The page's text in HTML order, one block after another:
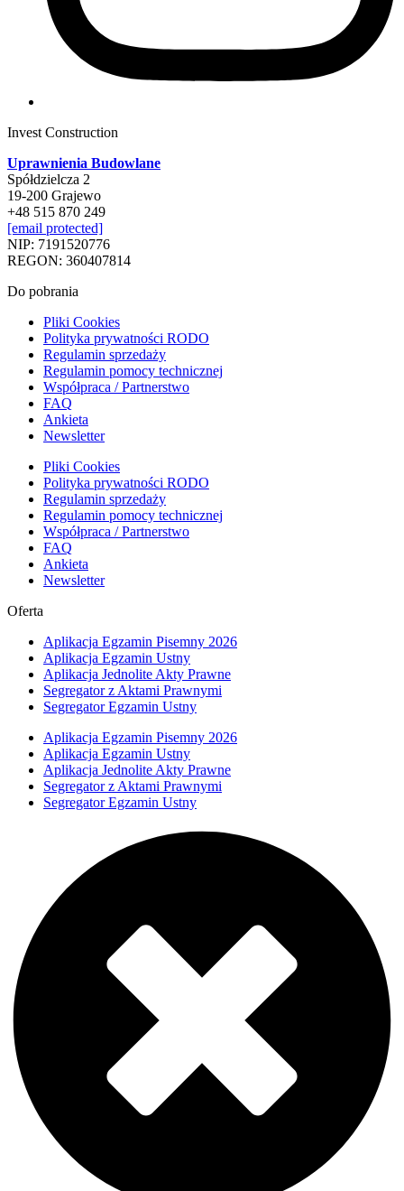
Invest Construction
Uprawnienia Budowlane
Spółdzielcza 2
19-200 Grajewo
+48 515 870 249
[email protected]
NIP: 7191520776
REGON: 360407814
Do pobrania
Pliki Cookies
Polityka prywatności RODO
Regulamin sprzedaży
Regulamin pomocy technicznej
Współpraca / Partnerstwo
FAQ
Ankieta
Newsletter
Pliki Cookies
Polityka prywatności RODO
Regulamin sprzedaży
Regulamin pomocy technicznej
Współpraca / Partnerstwo
FAQ
Ankieta
Newsletter
Oferta
Aplikacja Egzamin Pisemny 2026
Aplikacja Egzamin Ustny
Aplikacja Jednolite Akty Prawne
Segregator z Aktami Prawnymi
Segregator Egzamin Ustny
Aplikacja Egzamin Pisemny 2026
Aplikacja Egzamin Ustny
Aplikacja Jednolite Akty Prawne
Segregator z Aktami Prawnymi
Segregator Egzamin Ustny